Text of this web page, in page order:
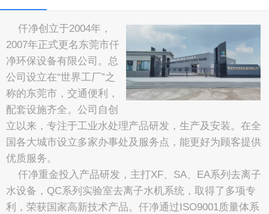
仟净创立于2004年，
2007年正式更名东莞市仟
净环保设备有限公司。总
公司设立在“世界工厂”之
称的东莞市，交通便利，
配套设施齐全。公司自创
立以来，专注于工业水处理产品研发，生产及安装。在全
国各大城市设立多家办事处及服务点，能更好为顾客提供
优质服务。
仟净重金投入产品研发，主打XF、SA、EA系列去离子
水设备，QC系列实验室去离子水机系统，取得了多项专
利，荣获国家高新技术产品。仟净通过ISO9001质量体系